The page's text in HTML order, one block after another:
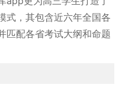
式，其包含近六年全国各
匹配各省考试大纲和命题